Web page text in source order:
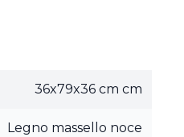
36x79x36 cm cm
Legno massello noce